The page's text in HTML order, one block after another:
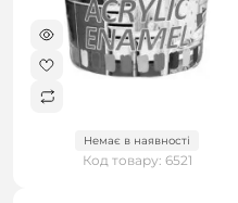
Немає в наявності
Код товару: 6521